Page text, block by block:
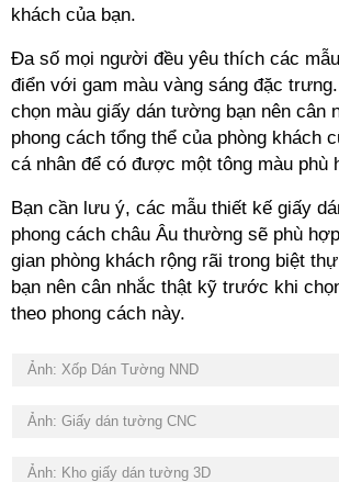
khách của bạn.
Đa số mọi người đều yêu thích các
điển với gam màu vàng sáng đặc
chọn màu giấy dán tường bạn nên cân
phong cách tổng thể của phòng khách
cá nhân để có được một tông màu phù
Bạn cần lưu ý, các mẫu thiết kế giấy
phong cách châu Âu thường sẽ phù
gian phòng khách rộng rãi trong biệt
bạn nên cân nhắc thật kỹ trước khi
theo phong cách này.
Ảnh: Xốp Dán Tường NND
Ảnh: Giấy dán tường CNC
Ảnh: Kho giấy dán tường 3D